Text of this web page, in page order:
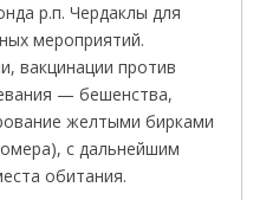
р.п. Чердаклы для
мероприятий.
вакцинации против
— бешенства,
желтыми бирками
с дальнейшим
обитания.